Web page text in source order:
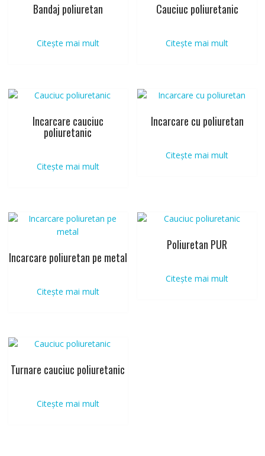
Bandaj poliuretan
Citește mai mult
Cauciuc poliuretanic
Citește mai mult
Incarcare cauciuc
poliuretanic
Citește mai mult
Incarcare cu poliuretan
Citește mai mult
Incarcare poliuretan pe metal
Citește mai mult
Poliuretan PUR
Citește mai mult
Turnare cauciuc poliuretanic
Citește mai mult